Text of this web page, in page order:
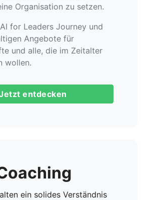
Organisation zu setzen.
for Leaders Journey und
Angebote für
und alle, die im Zeitalter
wollen.
entdecken
ein solides Verständnis